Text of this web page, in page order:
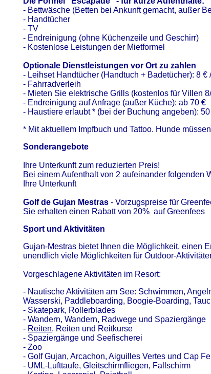
- Bettwäsche (Betten bei Ankunft gemacht, außer
- Handtücher
- TV
- Endreinigung (ohne Küchenzeile und Geschirr)
- Kostenlose Leistungen der Mietformel
Optionale Dienstleistungen vor Ort zu zahlen
- Leihset Handtücher (Handtuch + Badetücher): 8
- Fahrradverleih
- Mieten Sie elektrische Grills (kostenlos für Villen
- Endreinigung auf Anfrage (außer Küche): ab 70 €
- Haustiere erlaubt * (bei der Buchung angeben):
* Mit aktuellem Impfbuch und Tattoo. Hunde
Sonderangebote
Ihre Unterkunft zum reduzierten Preis!
Bei einem Aufenthalt von 2 aufeinander folgenden
Ihre Unterkunft
Golf de Gujan Mestras - Vorzugspreise für
Sie erhalten einen Rabatt von 20% auf Greenfees
Sport und Aktivitäten
Gujan-Mestras bietet Ihnen die Möglichkeit, einen
unendlich viele Möglichkeiten für Outdoor-
Vorgeschlagene Aktivitäten im Resort:
- Nautische Aktivitäten am See: Schwimmen,
Wasserski, Paddleboarding, Boogie-Boarding,
- Skatepark, Rollerblades
- Wandern, Wandern, Radwege und Spaziergänge
- Reiten, Reiten und Reitkurse
- Spaziergänge und Seefischerei
- Zoo
- Golf Gujan, Arcachon, Aiguilles Vertes und Cap
- UML-Lufttaufe, Gleitschirmfliegen, Fallschirm